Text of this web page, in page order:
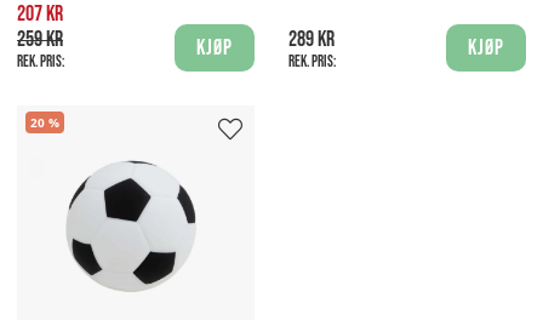
207 kr
259 kr
Rek. pris:
Kjøp 289 kr
Rek. pris:
Kjøp
20